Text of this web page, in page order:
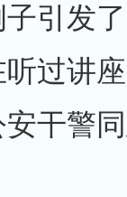
引发
过讲
干警